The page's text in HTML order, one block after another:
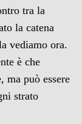
tra la
la catena
vediamo ora.
è che
ma può essere
strato